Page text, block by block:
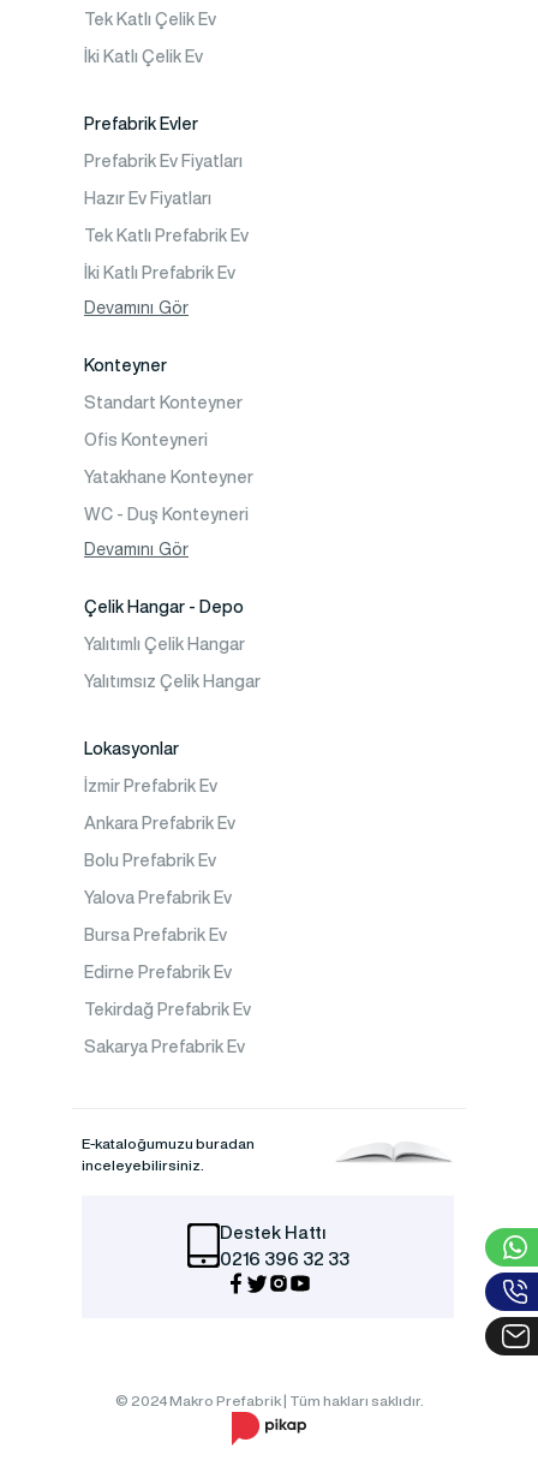
Tek Katlı Çelik Ev
İki Katlı Çelik Ev
Prefabrik Evler
Prefabrik Ev Fiyatları
Hazır Ev Fiyatları
Tek Katlı Prefabrik Ev
İki Katlı Prefabrik Ev
Tek Katlı Prefabrik Villa
Devamını Gör
Konteyner
Standart Konteyner
Ofis Konteyneri
Yatakhane Konteyner
WC - Duş Konteyneri
Konteyner Ev
Devamını Gör
Çelik Hangar - Depo
Yalıtımlı Çelik Hangar
Yalıtımsız Çelik Hangar
Lokasyonlar
İzmir Prefabrik Ev
Ankara Prefabrik Ev
Bolu Prefabrik Ev
Yalova Prefabrik Ev
Bursa Prefabrik Ev
Edirne Prefabrik Ev
Tekirdağ Prefabrik Ev
Sakarya Prefabrik Ev
E-kataloğumuzu buradan
inceleyebilirsiniz.
Destek Hattı
0216 396 32 33
© 2024 Makro Prefabrik | Tüm hakları saklıdır.